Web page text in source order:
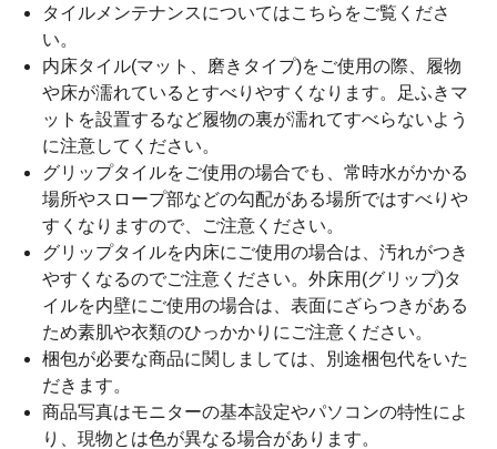
タイルメンテナンスについてはこちら をご覧くださ
い。
内床タイル(マット、磨きタイプ)をご使用の際、履物
や床が濡れているとすべりやすくなります。足ふきマ
ットを設置するなど履物の裏が濡れてすべらないよう
に注意してください。
グリップタイルをご使用の場合でも、常時水がかかる
場所やスロープ部などの勾配がある場所ではすべりや
すくなりますので、ご注意ください。
グリップタイルを内床にご使用の場合は、汚れがつき
やすくなるのでご注意ください。外床用(グリップ)タ
イルを内壁にご使用の場合は、表面にざらつきがある
ため素肌や衣類のひっかかりにご注意ください。
梱包が必要な商品に関しましては、別途梱包代をいた
だきます。
商品写真はモニターの基本設定やパソコンの特性によ
り、現物とは色が異なる場合があります。